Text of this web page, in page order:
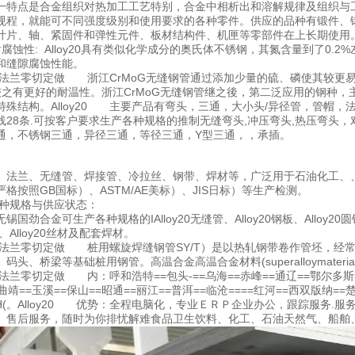
特点是合金组织对热加工工艺特别，合金中相析出和溶解规律及组织
程，就能可不同强度级别和使用要求的各种零件。供应的品种有锻件
片、轴、紧固件和弹性元件、板材结构件、机匣等零部件在上长期使用
蚀性: Alloy20具有类似化学成分的奥氏体不锈钢，其氮含量到了
缝隙腐蚀性能。
兰零切定做 浙江CrMoG无缝钢管通过添加少量的硫、磷使其较更
有更好的耐温性。浙江CrMoG无缝钢管继之後，第二泛应用的钢种
殊结构。Alloy20 主要产品有弯头，三通，大小头/异径管，管帽，
28条.可按客户要求生产各种规格的推制无缝弯头,冲压弯头,热压弯头
，不锈钢三通，异径三通，等径三通，Y型三通，，承插。
法兰、无缝管、焊接管、冷拉丝、钢带、焊材等，广泛用于石油化工
格按照GB国标）、ASTM/AE美标）、JIS日标）等生产检测。
规格与供应状态：
锡国劲合金可生产各种规格的IAlloy20无缝管、Alloy20钢板、Alloy20
Alloy20丝材及配套焊材。
兰零切定做 桩用螺旋焊缝钢管SY/T）是以热轧钢带卷作管坯，经
码头、桥梁等基础桩用钢管。高温合金高温合金材料
兰零切定做 内：呼和浩特==包头-==乌海==赤峰==通辽==鄂尔多斯
靖==玉溪==保山==昭通==丽江==普洱==临沧====红河==西双版纳==
。Alloy20 优势：全程电脑化，专业ＥＲＰ企业办公，跟踪服务.服
售后服务，随时为你排忧解难食品卫生饮料、化工、石油天然气、船